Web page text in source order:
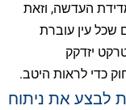
העדשה, וזאת
שכל עין עוברת
יזדקק
כדי לראות היטב.
לבצע את ניתוח